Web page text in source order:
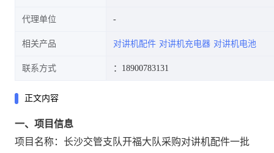
代理单位
相关产品 对讲机配件 对讲机充电器 对讲机电池
联系方式 ：18900783131
正文内容
一、项目信息
项目名称： 长沙交管支队开福大队采购对讲机配件一批